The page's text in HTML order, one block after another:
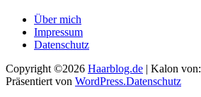
Über mich
Impressum
Datenschutz
Copyright ©2026 Haarblog.de | Kalon von:
Präsentiert von WordPress.Datenschutz